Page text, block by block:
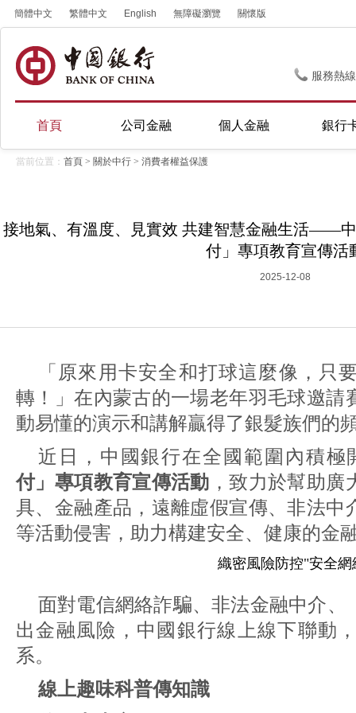
簡體中文 繁體中文 English 無障礙瀏覽 關懷版
服務熱
首頁 公司金融 個人金融 銀行
當前位置： 首頁 > 關於中行 > 消費者權益保護
接地氣、有溫度、見實效 共建智慧金融生活——
付」專項教育宣傳活
2025-12-08
「原來用卡安全和打球這麼像，只
轉！」在內蒙古的一場老年羽毛球邀請
動易懂的演示和講解贏得了銀髮族們的
近日，中國銀行在全國範圍內積極
付」專項教育宣傳活動 ，致力於幫助
具、金融產品，遠離虛假宣傳、非法中
等活動侵害，助力構建安全、健康的金
織密風險防控"安全網
面對電信網絡詐騙、非法金融中介、
出金融風險，中國銀行線上線下聯動
系。
線上趣味科普傳知識